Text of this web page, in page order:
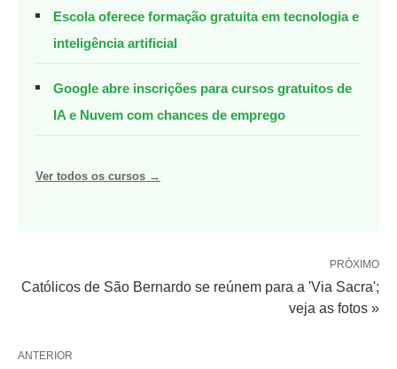
Escola oferece formação gratuita em tecnologia e
inteligência artificial
Google abre inscrições para cursos gratuitos de
IA e Nuvem com chances de emprego
Ver todos os cursos →
PRÓXIMO
Católicos de São Bernardo se reúnem para a 'Via Sacra';
veja as fotos »
ANTERIOR